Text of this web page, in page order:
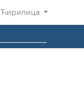
Ћирилица